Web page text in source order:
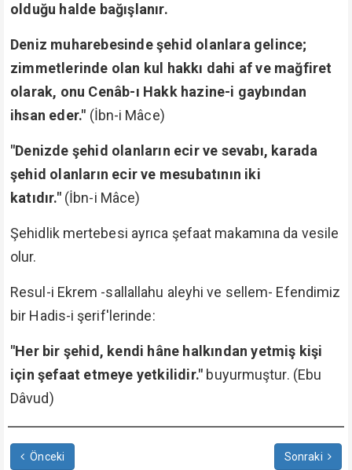
olduğu halde bağışlanır.
Deniz muharebesinde şehid olanlara gelince;
zimmetlerinde olan kul hakkı dahi af ve mağfiret
olarak, onu Cenâb-ı Hakk hazine-i gaybından
ihsan eder." (İbn-i Mâce)
"Denizde şehid olanların ecir ve sevabı, karada
şehid olanların ecir ve mesubatının iki
katıdır." (İbn-i Mâce)
Şehidlik mertebesi ayrıca şefaat makamına da vesile
olur.
Resul-i Ekrem -sallallahu aleyhi ve sellem- Efendimiz
bir Hadis-i şerif'lerinde:
"Her bir şehid, kendi hâne halkından yetmiş kişi
için şefaat etmeye yetkilidir." buyurmuştur. (Ebu
Dâvud)
Önceki Sonraki